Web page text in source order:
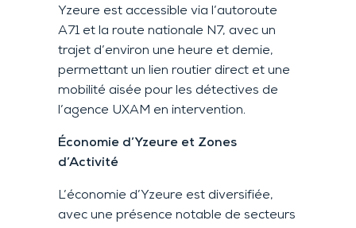
Yzeure est accessible via l’autoroute
A71 et la route nationale N7, avec un
trajet d’environ une heure et demie,
permettant un lien routier direct et une
mobilité aisée pour les détectives de
l’agence UXAM en intervention.
Économie d’Yzeure et Zones
d’Activité
L’économie d’Yzeure est diversifiée,
avec une présence notable de secteurs